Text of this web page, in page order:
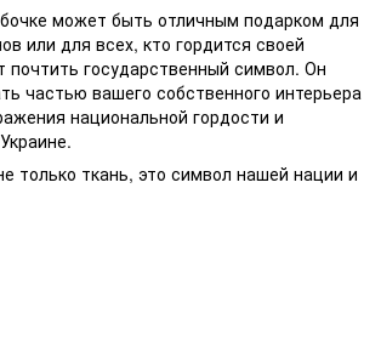
может быть отличным подарком для
или для всех, кто гордится своей
почтить государственный символ. Он
частью вашего собственного интерьера
национальной гордости и
только ткань, это символ нашей нации и